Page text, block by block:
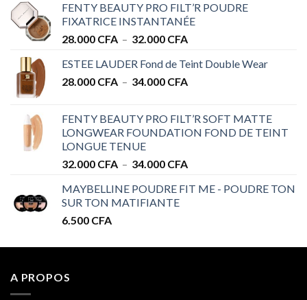
FENTY BEAUTY PRO FILT’R POUDRE
FIXATRICE INSTANTANÉE
28.000 CFA – 32.000 CFAPlage
prix :
28.000 CFA
ESTEE LAUDER Fond de Teint Double Wear
28.000 CFA – 34.000 CFAPlage
28.000 CFA
à
FENTY BEAUTY PRO FILT’R SOFT MATTE
LONGWEAR FOUNDATION FOND DE TEINT
LONGUE TENUE
32.000 CFA – 34.000 CFAPlage
prix :
MAYBELLINE POUDRE FIT ME - POUDRE TON
SUR TON MATIFIANTE
6.500 CFA
A PROPOS